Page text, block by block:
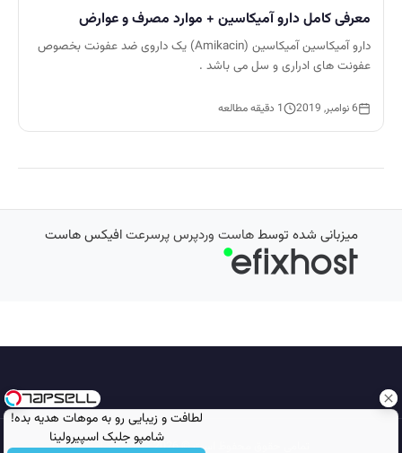
لطافت و زیبایی رو به موهات هدیه بده!
شامپو جلبک اسپیرولینا
معرفی کامل دارو آمیکاسین + موارد مصرف و عوارض
دارو آمیکاسین آمیکاسین (Amikacin) یک داروی ضد عفونت بخصوص
عفونت های ادراری و سل می باشد .
6 نوامبر, 2019 1 دقیقه مطالعه
میزبانی شده توسطهاست وردپرس پرسرعتافیکس هاست
تمامی حقوق محفوظ است © 2026 مجله نورگرام